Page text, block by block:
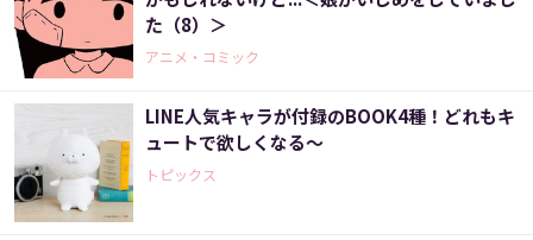
た（8）＞
アニメ・コミック
LINE人気キャラが付録のBOOK4種！どれもキ
ュートで欲しくなる～
トピックス